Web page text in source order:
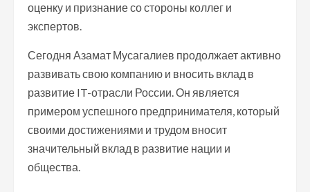
оценку и признание со стороны коллег и
экспертов.
Сегодня Азамат Мусагалиев продолжает активно
развивать свою компанию и вносить вклад в
развитие IT-отрасли России. Он является
примером успешного предпринимателя, который
своими достижениями и трудом вносит
значительный вклад в развитие нации и
общества.